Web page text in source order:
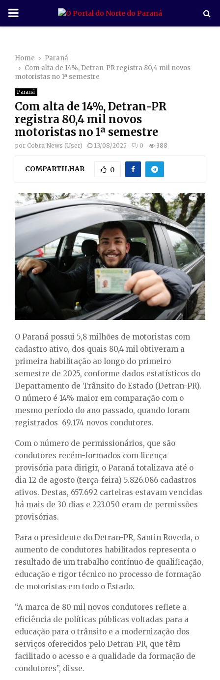
P
M
A
R
M
E
U
Home
Paraná
Com alta de 14%, Detran-PR registra 80,4 mil novos
motoristas no 1ª semestre
Paraná
Com alta de 14%, Detran-PR
registra 80,4 mil novos
motoristas no 1ª semestre
por Cobra News (User) 13/08/2025 0 388
COMPARTILHAR 0
O Paraná possui 5,8 milhões de motoristas com
cadastro ativo, dos quais 80,4 mil obtiveram a
primeira habilitação ao longo do primeiro
semestre de 2025, conforme dados estatísticos do
Departamento de Trânsito do Estado (Detran-PR).
O número é 14% maior em comparação com o
mesmo período do ano passado, quando foram
registrados 69.174 novos condutores.
Com o número de permissionários, que são
condutores recém-formados com licença
provisória para dirigir, o Paraná totalizava até o
dia 12 de agosto (terça-feira) 5.826.086 cadastros
ativos. Destas, 657.692 carteiras estavam vencidas
há mais de 30 dias e 223.050 eram de permissões
provisórias.
Para o presidente do Detran-PR, Santin Roveda, o
aumento de condutores habilitados representa o
resultado de um trabalho contínuo de qualificação,
educação e rigor técnico no processo de formação
de motoristas em todo o Estado.
“A marca de 80 mil novos condutores reflete a
eficiência de políticas públicas voltadas para a
educação para o trânsito e a modernização dos
serviços oferecidos pelo Detran-PR, que têm
facilitado o acesso e a qualidade da formação de
condutores”, disse.